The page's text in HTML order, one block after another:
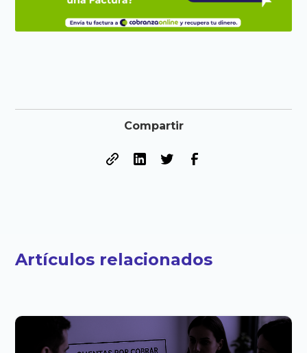
Compartir
Artículos relacionados